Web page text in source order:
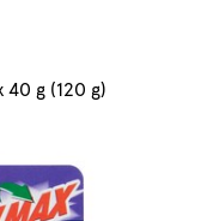
g (120 g)